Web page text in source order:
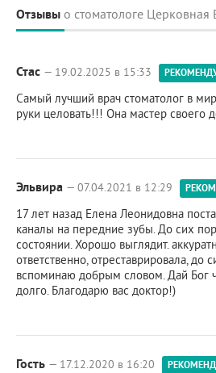
Отзывы о стоматологе
Стас — 19.02.2025 в 15:33
Самый лучший врач стоматолог в
руки целовать!!! Она мастер своего
Эльвира — 07.04.2021 в 12:29
17 лет назад Елена Леонидовна
каналы на передние зубы. До сих
состоянии. Хорошо выглядит.
ответственно, отреставрировала, до
вспоминаю добрым словом. Дай Бог
долго. Благодарю вас доктор!)
Гость — 17.12.2020 в 16:20